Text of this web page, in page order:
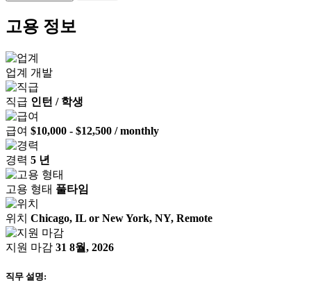
고용 정보
업계 개발
직급 인턴 / 학생
급여 $10,000 - $12,500 / monthly
경력 5 년
고용 형태 풀타임
위치 Chicago, IL or New York, NY, Remote
지원 마감 31 8월, 2026
직무 설명: